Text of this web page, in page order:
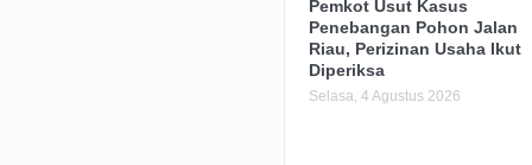
Pemkot Usut Kasus
Penebangan Pohon Jalan
Riau, Perizinan Usaha Ikut
Diperiksa
Selasa, 4 Agustus 2026